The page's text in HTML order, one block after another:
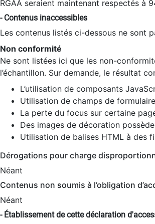
RGAA seraient maintenant respectés à
- Contenus inaccessibles
Les contenus listés ci-dessous ne sont
Non conformité
Ne sont listées ici que les non-
l’échantillon. Sur demande, le résultat
L’utilisation de composants
Utilisation de champs de
La perte du focus sur certaine
Des images de décoration
Utilisation de balises HTML à des
Dérogations pour charge
Néant
Contenus non soumis à l’obligation
Néant
- Établissement de cette déclaration